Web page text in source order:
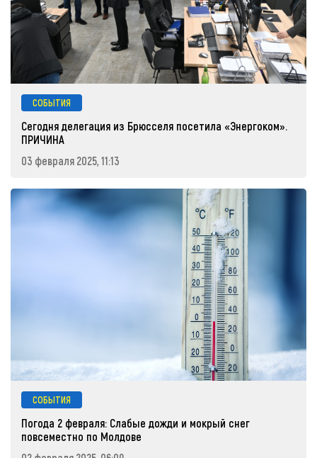
СОБЫТИЯ
Сегодня делегация из Брюсселя посетила «Энергоком».
ПРИЧИНА
03 февраля 2025, 11:13
СОБЫТИЯ
Погода 2 февраля: Слабые дожди и мокрый снег
повсеместно по Молдове